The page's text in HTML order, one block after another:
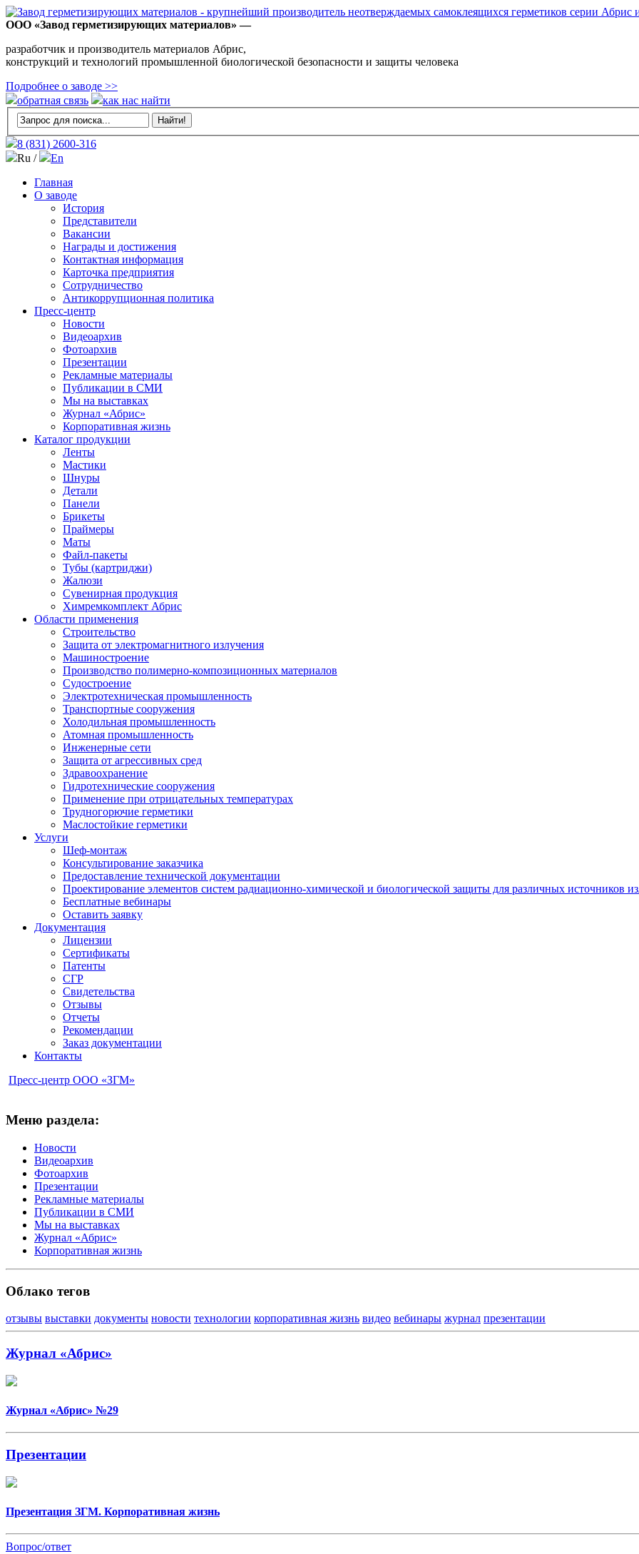
ООО «Завод герметизирующих материалов» —
разработчик и производитель материалов Абрис,
конструкций и технологий промышленной биологической безопасности и защиты человека
Подробнее о заводе >>
обратная связь
как нас найти
8 (831) 2600-316
Ru /
En
Главная
О заводе
История
Представители
Вакансии
Награды и достижения
Контактная информация
Карточка предприятия
Сотрудничество
Антикоррупционная политика
Пресс-центр
Новости
Видеоархив
Фотоархив
Презентации
Рекламные материалы
Публикации в СМИ
Мы на выставках
Журнал «Абрис»
Корпоративная жизнь
Каталог продукции
Ленты
Мастики
Шнуры
Детали
Панели
Брикеты
Праймеры
Маты
Файл-пакеты
Тубы (картриджи)
Жалюзи
Сувенирная продукция
Химремкомплект Абрис
Области применения
Строительство
Защита от электромагнитного излучения
Машиностроение
Производство полимерно-композиционных материалов
Судостроение
Электротехническая промышленность
Транспортные сооружения
Холодильная промышленность
Атомная промышленность
Инженерные сети
Защита от агрессивных сред
Здравоохранение
Гидротехнические сооружения
Применение при отрицательных температурах
Трудногорючие герметики
Маслостойкие герметики
Услуги
Шеф-монтаж
Консультирование заказчика
Предоставление технической документации
Проектирование элементов систем радиационно-химической и биологической защиты для различных источников
Бесплатные вебинары
Оставить заявку
Документация
Лицензии
Сертификаты
Патенты
СГР
Свидетельства
Отзывы
Отчеты
Рекомендации
Заказ документации
Контакты
Пресс-центр ООО «ЗГМ»
Меню раздела:
Новости
Видеоархив
Фотоархив
Презентации
Рекламные материалы
Публикации в СМИ
Мы на выставках
Журнал «Абрис»
Корпоративная жизнь
Облако тегов
отзывы выставки документы новости технологии корпоративная жизнь видео вебинары журнал презентации
Журнал «Абрис»
Журнал «Абрис» №29
Презентации
Презентация ЗГМ. Корпоративная жизнь
Вопрос/ответ